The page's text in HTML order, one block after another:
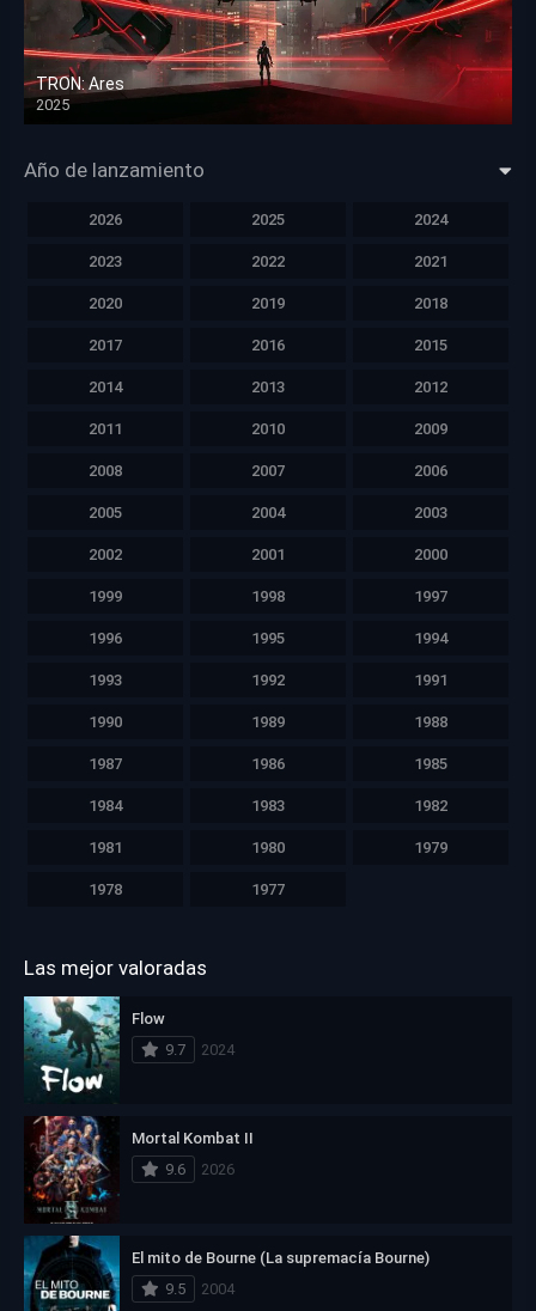
TRON: Ares
2025
HD 1080p
Año de lanzamiento
2026 2025 2024
2023 2022 2021
2020 2019 2018
2017 2016 2015
2014 2013 2012
2011 2010 2009
2008 2007 2006
2005 2004 2003
2002 2001 2000
1999 1998 1997
1996 1995 1994
1993 1992 1991
1990 1989 1988
1987 1986 1985
1984 1983 1982
1981 1980 1979
1978 1977
Las mejor valoradas
Flow
9.7
2024
Mortal Kombat II
9.6
2026
El mito de Bourne (La supremacía Bourne)
9.5
2004